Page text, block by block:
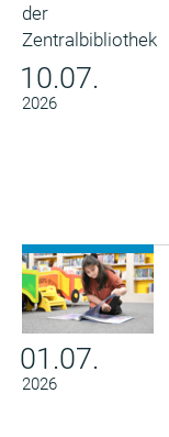
10.07.
2026
01.07.
2026